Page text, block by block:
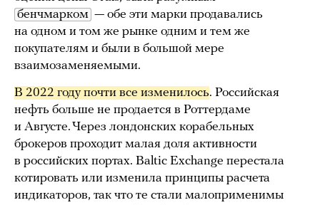
бенчмарком — обе эти марки продавались
на одном и том же рынке одним и тем же
покупателям и были в большой мере
взаимозаменяемыми.
В 2022 году почти все изменилось. Российская
нефть больше не продается в Роттердаме
и Августе. Через лондонских корабельных
брокеров проходит малая доля активности
в российских портах. Baltic Exchange перестала
котировать или изменила принципы расчета
индикаторов, так что те стали малоприменимы